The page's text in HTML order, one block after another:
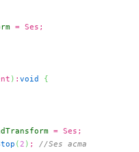
= Ses;
) : void {
= Ses;
( 2 ) ; //Ses acma